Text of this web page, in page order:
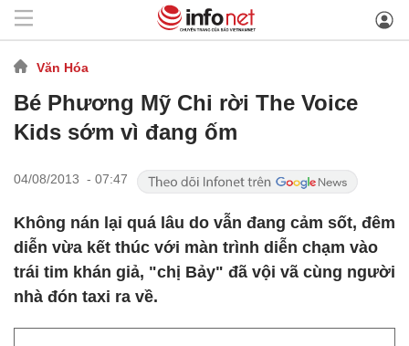
Văn Hóa
Bé Phương Mỹ Chi rời The Voice
Kids sớm vì đang ốm
04/08/2013 - 07:47
Không nán lại quá lâu do vẫn đang cảm sốt, đêm
diễn vừa kết thúc với màn trình diễn chạm vào
trái tim khán giả, "chị Bảy" đã vội vã cùng người
nhà đón taxi ra về.